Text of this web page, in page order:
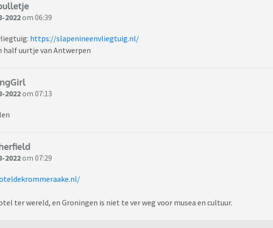
2022om 06:39
https://slapenineenvliegtuig.nl/
half uurtje van Antwerpen
2022om 07:13
2022om 07:29
ter wereld, en Groningen is niet te ver weg voor musea en cultuur.